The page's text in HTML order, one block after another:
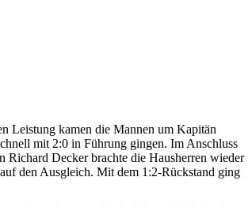
Leistung kamen die Mannen um Kapitän
mit 2:0 in Führung gingen. Im Anschluss
Richard Decker brachte die Hausherren wieder
den Ausgleich. Mit dem 1:2-Rückstand ging